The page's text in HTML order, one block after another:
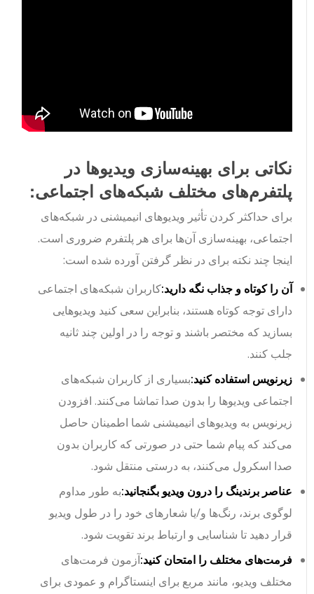
نکاتی برای بهینه‌سازی ویدیوها در
پلتفرم‌های مختلف شبکه‌های اجتماعی:
برای حداکثر کردن تأثیر ویدیوهای انیمیشنی در شبکه‌های
اجتماعی، بهینه‌سازی آن‌ها برای هر پلتفرم ضروری است.
اینجا چند نکته برای در نظر گرفتن آورده شده است:
آن را کوتاه و جذاب نگه دارید:کاربران شبکه‌های اجتماعی
دارای توجه کوتاه هستند، بنابراین سعی کنید ویدیوهایی
بسازید که مختصر باشند و توجه را در اولین چند ثانیه
جلب کنند.
زیرنویس استفاده کنید:بسیاری از کاربران شبکه‌های
اجتماعی ویدیوها را بدون صدا تماشا می‌کنند. افزودن
زیرنویس به ویدیوهای انیمیشنی شما اطمینان حاصل
می‌کند که پیام شما حتی در صورتی که کاربران بدون
صدا اسکرول می‌کنند، به درستی منتقل شود.
عناصر برندینگ را درون ویدیو بگنجانید:به طور مداوم
لوگوی برند، رنگ‌ها و/یا شعارهای خود را در طول ویدیو
قرار دهید تا شناسایی و ارتباط برند تقویت شود.
فرمت‌های مختلف را امتحان کنید:آزمون فرمت‌های
مختلف ویدیو، مانند مربع برای اینستاگرام و عمودی برای